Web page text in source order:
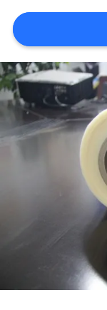
工
場
ツ
ア
ー